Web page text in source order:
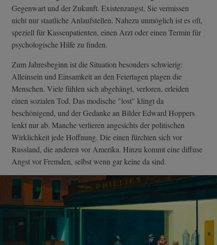
Gegenwart und der Zukunft. Existenzangst. Sie vermissen
nicht nur staatliche Anlaufstellen. Nahezu unmöglich ist es oft,
speziell für Kassenpatienten, einen Arzt oder einen Termin für
psychologische Hilfe zu finden.
Zum Jahresbeginn ist die Situation besonders schwierig:
Alleinsein und Einsamkeit an den Feiertagen plagen die
Menschen. Viele fühlen sich abgehängt, verloren, erleiden
einen sozialen Tod. Das modische "lost" klingt da
beschönigend, und der Gedanke an Bilder Edward Hoppers
lenkt nur ab. Manche verlieren angesichts der politischen
Wirklichkeit jede Hoffnung. Die einen fürchten sich vor
Russland, die anderen vor Amerika. Hinzu kommt eine diffuse
Angst vor Fremden, selbst wenn gar keine da sind.